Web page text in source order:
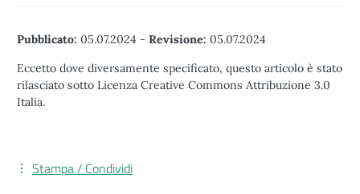
Pubblicato: 05.07.2024 - Revisione: 05.07.2024
Eccetto dove diversamente specificato, questo articolo è stato
rilasciato sotto Licenza Creative Commons Attribuzione 3.0
Italia.
Stampa / Condividi